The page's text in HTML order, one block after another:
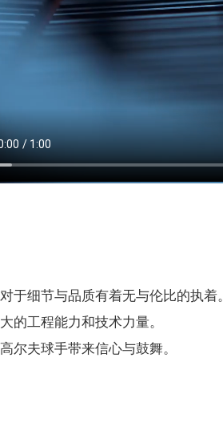
于细节与品质有着无与伦比的执着。
的工程能力和技术力量。
尔夫球手带来信心与鼓舞。